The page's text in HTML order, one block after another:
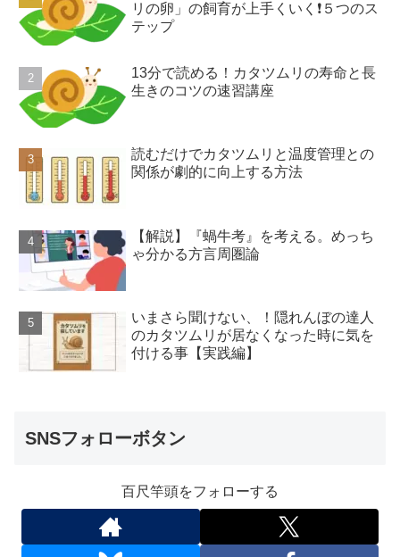
リの卵」の飼育が上手くいく❗️５つのス
テップ
13分で読める！カタツムリの寿命と長
生きのコツの速習講座
読むだけでカタツムリと温度管理との
関係が劇的に向上する方法
【解説】『蝸牛考』を考える。めっち
ゃ分かる方言周圏論
いまさら聞けない、！隠れんぼの達人
のカタツムリが居なくなった時に気を
付ける事【実践編】
SNSフォローボタン
百尺竿頭をフォローする